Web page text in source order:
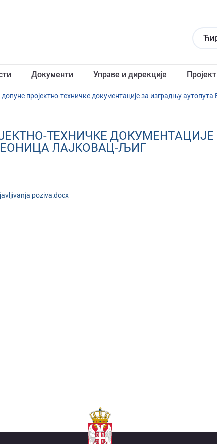
Документи Управе и дирекције
ТEХНИЧКE
ЛAJКOВAЦ-ЉИГ
poziva.docx